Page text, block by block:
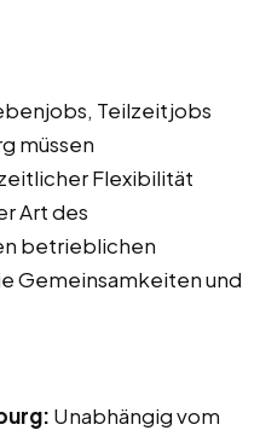
Teilzeitjobs
müssen
Flexibilität
Art des
betrieblichen
Gemeinsamkeiten und
Unabhängig vom